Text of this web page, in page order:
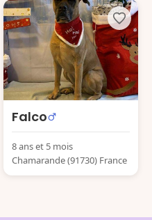
Falco
8 ans et 5 mois
Chamarande (91730) France